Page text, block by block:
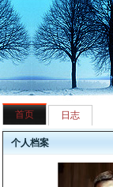
首页 日志
个人档案